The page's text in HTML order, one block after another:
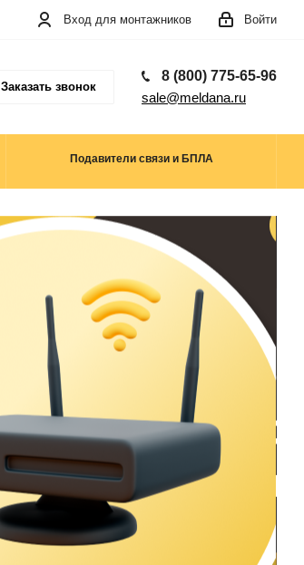
Войти
Вход для монтажников
Заказать звонок
8 (800) 775-65-96
sale@meldana.ru
Подавители связи и БПЛА